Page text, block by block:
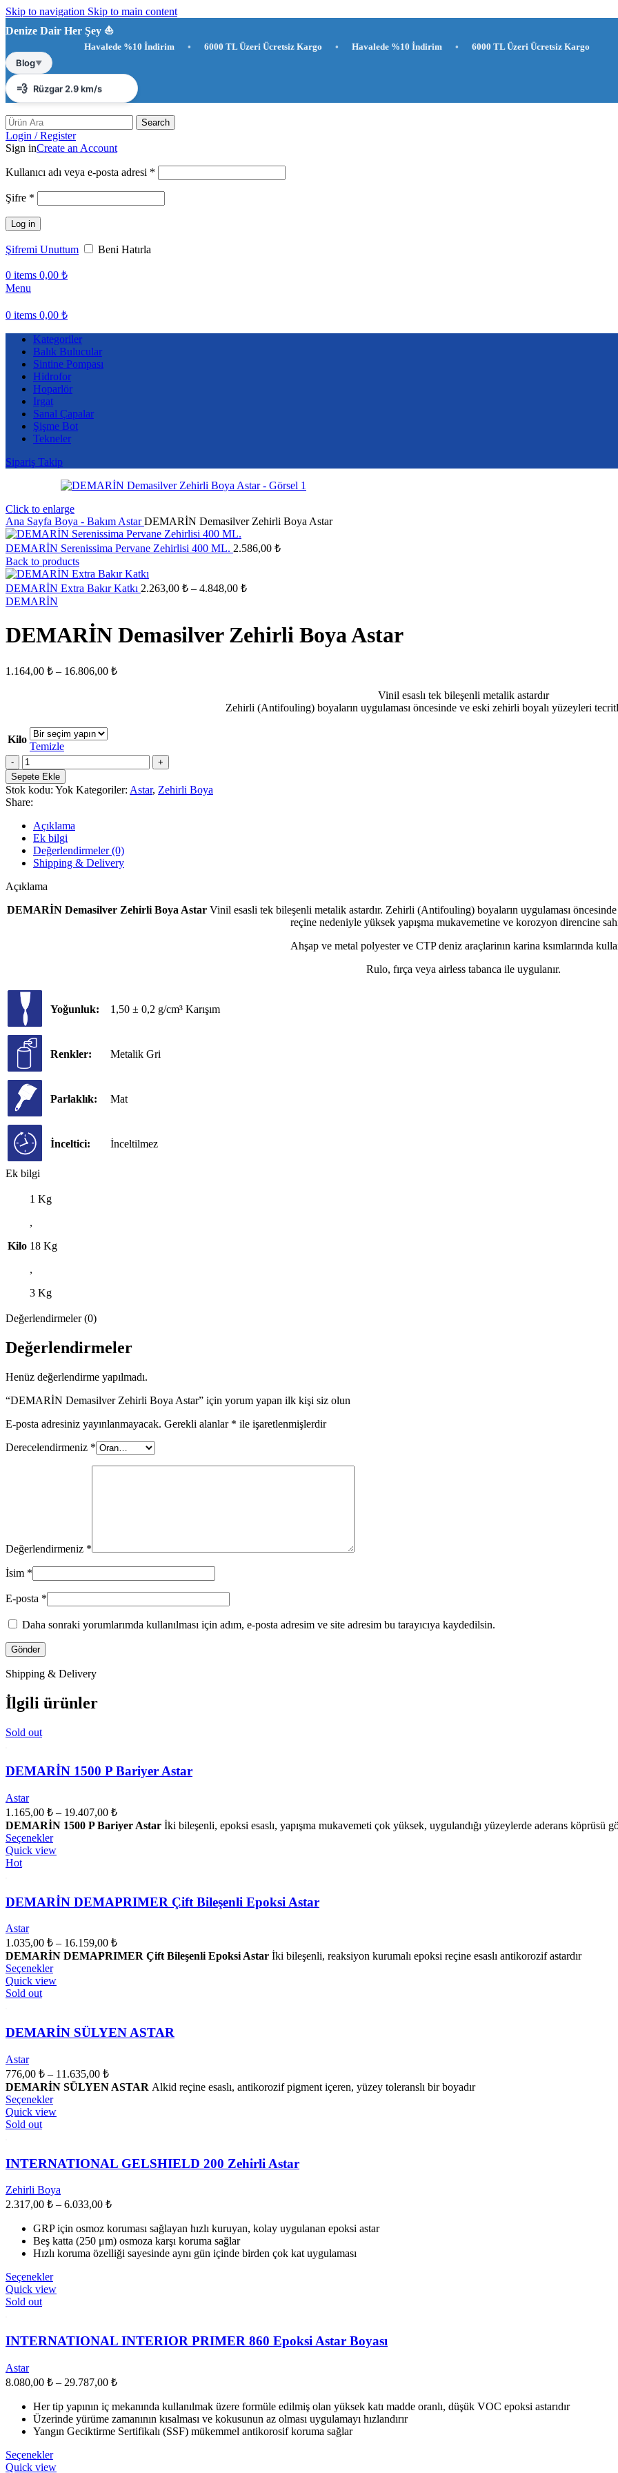
Skip to navigation Skip to main content
Denize Dair Her Şey ⛵️
Havalede %10 İndirim • 6000 TL Üzeri Ücretsiz Kargo • Havalede %10 İndirim • 6000 TL Üzeri Ücretsiz Kargo
Blog▼
☀️ Antalya 29°C
💨 Rüzgar 2.9 km/s
💧 Nem %84
Search
Login / Register
Sign inCreate an Account
Kullanıcı adı veya e-posta adresi *
Şifre *
Log in
Şifremi Unuttum Beni Hatırla
0 items 0,00 ₺
Menu
0 items 0,00 ₺
Kategoriler
Balık Bulucular
Sintine Pompası
Hidrofor
Hoparlör
Irgat
Sanal Çapalar
Şişme Bot
Tekneler
Sipariş Takip
Click to enlarge
Ana Sayfa Boya - Bakım AstarDEMARİN Demasilver Zehirli Boya Astar
DEMARİN Serenissima Pervane Zehirlisi 400 ML. 2.586,00 ₺
Back to products
DEMARİN Extra Bakır Katkı 2.263,00 ₺ – 4.848,00 ₺Fiyat
4.848,00 ₺
DEMARİN
DEMARİN Demasilver Zehirli Boya Astar
1.164,00 ₺ – 16.806,00 ₺Fiyat
Vinil esaslı tek bileşenli metalik astardır
Zehirli (Antifouling) boyaların uygulaması öncesinde ve eski zehirli boyalı yüzeyleri
Kilo
Temizle
DEMARİN
Demasilver
Zehirli
Boya
Astar
adet
Sepete Ekle
Stok kodu: Yok Kategoriler: Astar, Zehirli Boya
Share:
Açıklama
Ek bilgi
Değerlendirmeler (0)
Shipping & Delivery
Açıklama
DEMARİN Demasilver Zehirli Boya AstarVinil esasli tek bileşenli metalik astardır. Zehirli (Antifouling) boyaların uygulaması
reçine nedeniyle yüksek yapışma mukavemetine ve korozyon direncine
Ahşap ve metal polyester ve CTP deniz araçlarinın karina ksımlarında
Rulo, fırça veya airless tabanca ile uygulanır.
Yoğunluk: 1,50 ± 0,2 g/cm³ Karışım
Renkler: Metalik Gri
Parlaklık: Mat
İnceltici: İnceltilmez
Ek bilgi
Kilo
1 Kg
,
18 Kg
,
3 Kg
Değerlendirmeler (0)
Değerlendirmeler
Henüz değerlendirme yapılmadı.
“DEMARİN Demasilver Zehirli Boya Astar” için yorum yapan ilk kişi siz olun
E-posta adresiniz yayınlanmayacak. Gerekli alanlar * ile işaretlenmişlerdir
Derecelendirmeniz *
Değerlendirmeniz *
İsim *
E-posta *
Daha sonraki yorumlarımda kullanılması için adım, e-posta adresim ve site adresim bu tarayıcıya kaydedilsin.
Shipping & Delivery
İlgili ürünler
Sold out
DEMARİN 1500 P Bariyer Astar
Astar
1.165,00 ₺ – 19.407,00 ₺Fiyat
aralığı:
DEMARİN 1500 P Bariyer Astar İki bileşenli, epoksi esaslı, yapışma mukavemeti çok yüksek, uygulandığı yüzeylerde aderans köprüsü
SeçeneklerBu
ürünün
var.
Seçenekler
sayfasından
seçilebilir
Quick view
Hot
DEMARİN DEMAPRIMER Çift Bileşenli Epoksi Astar
Astar
1.035,00 ₺ – 16.159,00 ₺Fiyat
aralığı:
DEMARİN DEMAPRIMER Çift Bileşenli Epoksi Astar İki bileşenli, reaksiyon kurumalı epoksi reçine esaslı antikorozif astardır
SeçeneklerBu
ürünün
var.
Seçenekler
seçilebilir
Quick view
Sold out
DEMARİN SÜLYEN ASTAR
Astar
776,00 ₺ – 11.635,00 ₺Fiyat
aralığı:
DEMARİN SÜLYEN ASTAR Alkid reçine esaslı, antikorozif pigment içeren, yüzey toleranslı bir boyadır
SeçeneklerBu
ürünün
var.
Seçenekler
ürün
sayfasından
seçilebilir
Quick view
Sold out
INTERNATIONAL GELSHIELD 200 Zehirli Astar
Zehirli Boya
2.317,00 ₺ – 6.033,00 ₺Fiyat
2.317,00 ₺
-
6.033,00 ₺
GRP için osmoz koruması sağlayan hızlı kuruyan, kolay uygulanan epoksi astar
Beş katta (250 μm) osmoza karşı koruma sağlar
Hızlı koruma özelliği sayesinde aynı gün içinde birden çok kat uygulaması
SeçeneklerBu
ürünün
var.
Seçenekler
seçilebilir
Quick view
Sold out
INTERNATIONAL INTERIOR PRIMER 860 Epoksi Astar Boyası
Astar
8.080,00 ₺ – 29.787,00 ₺Fiyat
8.080,00 ₺
-
29.787,00 ₺
Her tip yapının iç mekanında kullanılmak üzere formüle edilmiş olan yüksek katı madde oranlı, düşük VOC epoksi astarıdır
Üzerinde yürüme zamanının kısalması ve kokusunun az olması uygulamayı hızlandırır
Yangın Geciktirme Sertifikalı (SSF) mükemmel antikorosif koruma sağlar
SeçeneklerBu
ürünün
Quick view